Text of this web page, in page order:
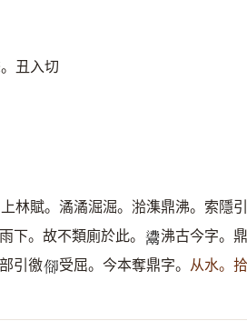
丑入切
上林賦。潏潏淈淈。湁潗鼎沸。索隱
下。故不類廁於此。 𩰾 沸古今字。
引徼𠊬 受屈。今本奪鼎字。 从水。拾